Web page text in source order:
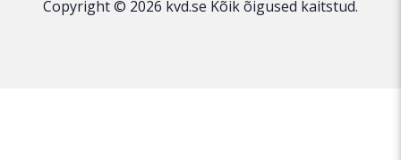
Copyright © 2026 kvd.se Kõik õigused kaitstud.